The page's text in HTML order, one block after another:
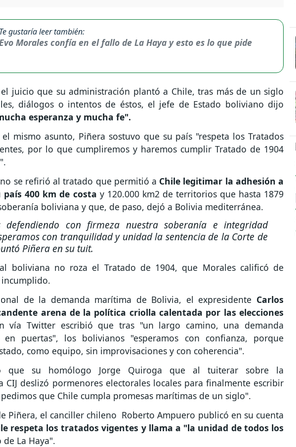
Te gustaría leer también:
Morales confía en el fallo de La Haya y esto es lo que pide
juicio que su administración plantó a Chile, tras más de un siglo
diálogos o intentos de éstos, el jefe de Estado boliviano dijo
esperanza y mucha fe".
mismo asunto, Piñera sostuvo que su país "respeta los Tratados
por lo que cumpliremos y haremos cumplir Tratado de 1904
se refirió al tratado que permitió a Chile legitimar la adhesión a
400 km de costa y 120.000 km2 de territorios que hasta 1879
boliviana y que, de paso, dejó a Bolivia mediterránea.
defendiendo con firmeza nuestra soberanía e integridad
con tranquilidad y unidad la sentencia de la Corte de
Piñera en su tuit.
boliviana no roza el Tratado de 1904, que Morales calificó de
de la demanda marítima de Bolivia, el expresidente Carlos
arena de la política criolla calentada por las elecciones
vía Twitter escribió que tras "un largo camino, una demanda
puertas", los bolivianos "esperamos con confianza, porque
como equipo, sin improvisaciones y con coherencia".
que su homólogo Jorge Quiroga que al tuiterar sobre la
CIJ deslizó pormenores electorales locales para finalmente escribir
que Chile cumpla promesas marítimas de un siglo".
Piñera, el canciller chileno Roberto Ampuero publicó en su cuenta
respeta los tratados vigentes y llama a "la unidad de todos los
La Haya".